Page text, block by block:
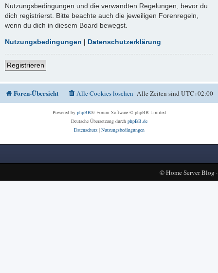
Nutzungsbedingungen und die verwandten Regelungen, bevor du
dich registrierst. Bitte beachte auch die jeweiligen Forenregeln,
wenn du dich in diesem Board bewegst.
Nutzungsbedingungen | Datenschutzerklärung
Registrieren
Foren-Übersicht Alle Zeiten sindUTC+02:00
Alle Cookies löschen
Powered by phpBB® Forum Software © phpBB Limited
Deutsche Übersetzung durch phpBB.de
Datenschutz| Nutzungsbedingungen
©Home Server Blog